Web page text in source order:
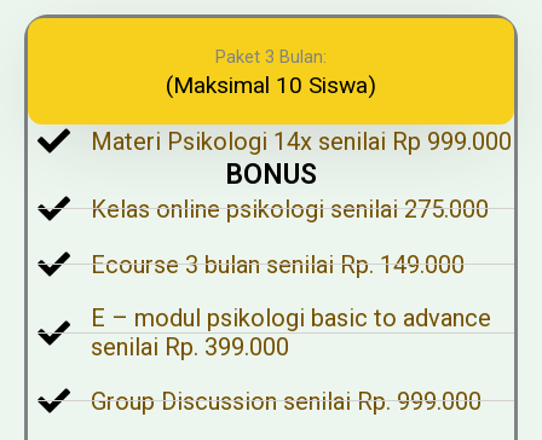
Paket 3 Bulan:
(Maksimal 10 Siswa)
Materi Psikologi 14x senilai Rp 999.000
BONUS
Kelas online psikologi senilai 275.000
Ecourse 3 bulan senilai Rp. 149.000
E – modul psikologi basic to advance
senilai Rp. 399.000
Group Discussion senilai Rp. 999.000